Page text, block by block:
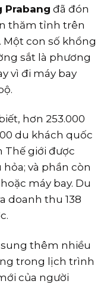
Prabang đã đón
thăm tỉnh trên
. Một con số khổng
sắt là phương
vì đi máy bay
hơn 253.000
du khách quốc
Thế giới được
và phần còn
máy bay. Du
doanh thu 138
thêm nhiều
trong lịch trình
của người